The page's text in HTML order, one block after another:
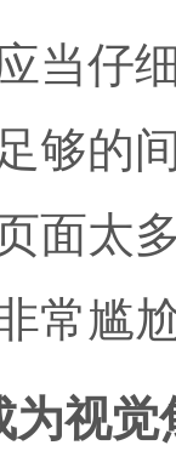
当仔
够的
面太
常尴
为视觉